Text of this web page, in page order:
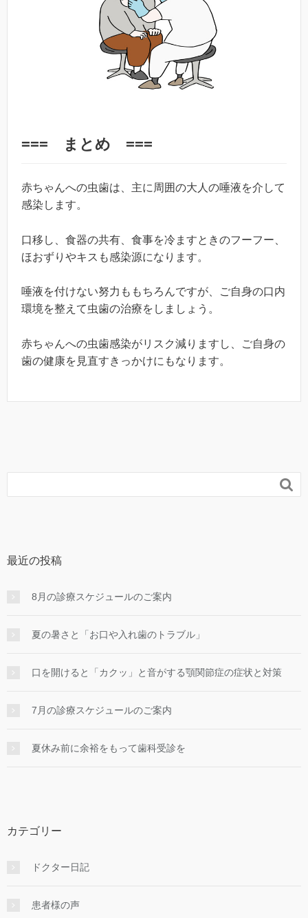
=== まとめ ===
赤ちゃんへの虫歯は、主に周囲の大人の唾液を介して
感染します。
口移し、食器の共有、食事を冷ますときのフーフー、
ほおずりやキスも感染源になります。
唾液を付けない努力ももちろんですが、ご自身の口内
環境を整えて虫歯の治療をしましょう。
赤ちゃんへの虫歯感染がリスク減りますし、ご自身の
歯の健康を見直すきっかけにもなります。

最近の投稿
8月の診療スケジュールのご案内
夏の暑さと「お口や入れ歯のトラブル」
口を開けると「カクッ」と音がする顎関節症の症状と対策
7月の診療スケジュールのご案内
夏休み前に余裕をもって歯科受診を
カテゴリー
ドクター日記
患者様の声